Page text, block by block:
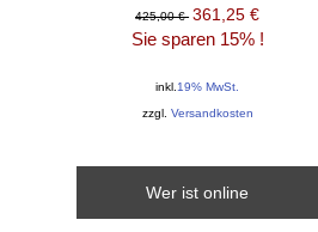
425,00 € 361,25 €
Sie sparen 15% !
inkl. 19% MwSt.
zzgl. Versandkosten
Wer ist online